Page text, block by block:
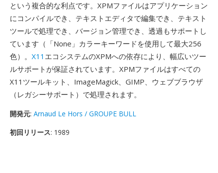
という複合的な利点です。XPMファイルはアプリケーション
にコンパイルでき、テキストエディタで編集でき、テキスト
ツールで処理でき、バージョン管理でき、透過もサポートし
ています（「None」カラーキーワードを使用して最大256
色）。 X11 エコシステムのXPMへの依存により、幅広いツー
ルサポートが保証されています。XPMファイルはすべての
X11ツールキット、ImageMagick、GIMP、ウェブブラウザ
（レガシーサポート）で処理されます。
開発元: Arnaud Le Hors / GROUPE BULL
初回リリース: 1989